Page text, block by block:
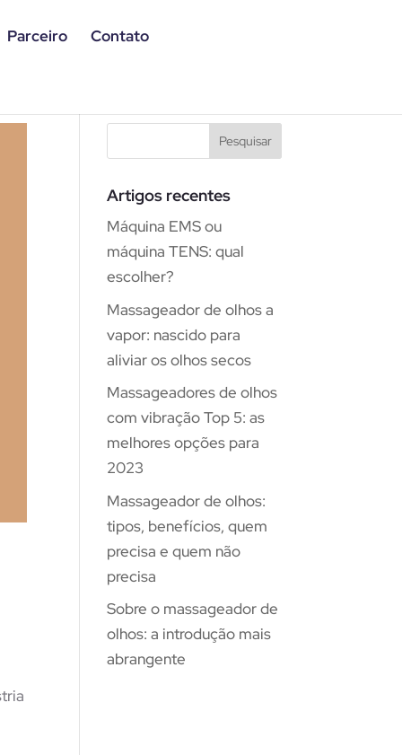
Parceiro Contato
Artigos recentes
Máquina EMS ou
máquina TENS: qual
escolher?
Massageador de olhos a
vapor: nascido para
aliviar os olhos secos
Massageadores de olhos
com vibração Top 5: as
melhores opções para
2023
Massageador de olhos:
tipos, benefícios, quem
precisa e quem não
precisa
Sobre o massageador de
olhos: a introdução mais
abrangente